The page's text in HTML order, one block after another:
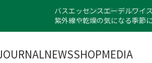
バスエッセンスエーデルワイ
紫外線や乾燥の気になる季節
NEWSSHOPMEDIA